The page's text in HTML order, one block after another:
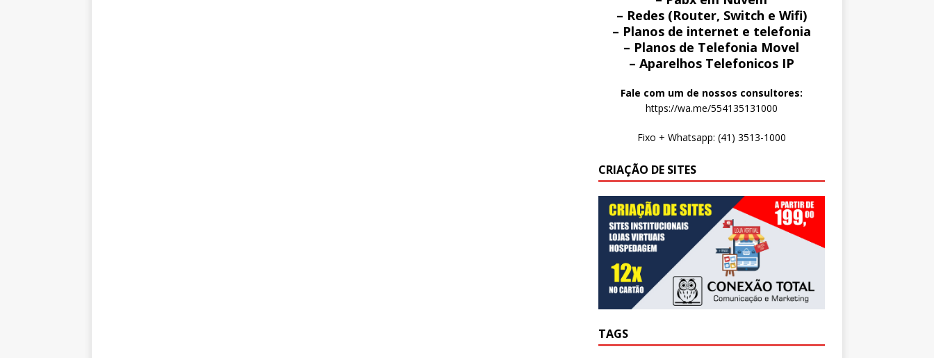
– Redes (Router, Switch e Wifi)
– Planos de internet e telefonia
– Planos de Telefonia Movel
– Aparelhos Telefonicos IP
Fale com um de nossos consultores:
https://wa.me/554135131000
Fixo + Whatsapp: (41) 3513-1000
CRIAÇÃO DE SITES
TAGS